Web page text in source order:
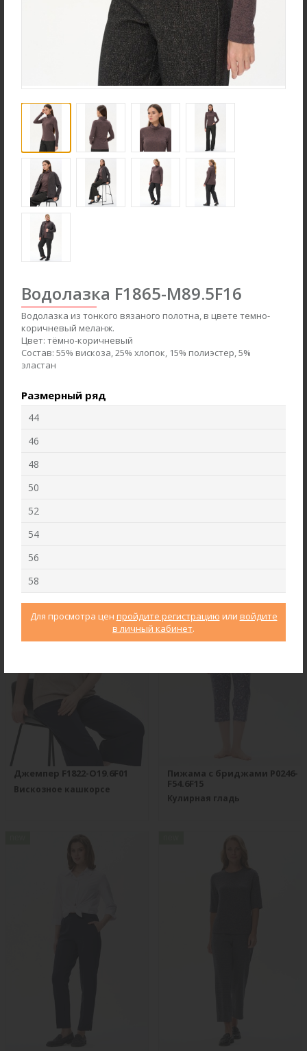
Брюки B4866-O59.6F01
Вельвет
Джерси
Джемпер F1822-O19.6F01
Вискозное кашкорсе
Пижама с бриджами P0246-
F54.6F15
Кулирная гладь
Водолазка F1865-M89.5F16
Водолазка из тонкого вязаного полотна, в цвете темно-
коричневый меланж.
Цвет: тёмно-коричневый
Состав: 55% вискоза, 25% хлопок, 15% полиэстер, 5%
эластан
Размерный ряд
44
46
48
50
52
54
56
58
Для просмотра цен пройдите регистрацию или войдите
в личный кабинет.